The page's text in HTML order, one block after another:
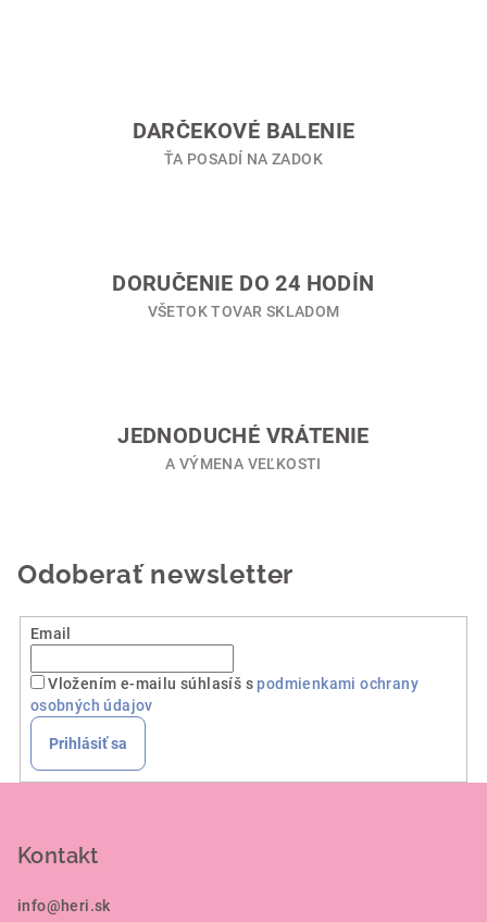
i
e
p
y
v
ý
u
DARČEKOVÉ BALENIE
ŤA POSADÍ NA ZADOK
DORUČENIE DO 24 HODÍN
VŠETOK TOVAR SKLADOM
JEDNODUCHÉ VRÁTENIE
A VÝMENA VEĽKOSTI
Odoberať newsletter
Email
Vložením e-mailu súhlasíš spodmienkami ochrany
osobných údajov
Prihlásiť sa
Kontakt
info@heri.sk